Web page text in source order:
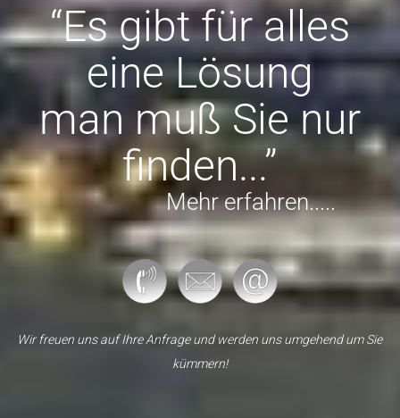
“Es gibt für alles
eine Lösung
man muß Sie nur
finden...”
Mehr erfahren.....
Wir freuen uns auf Ihre Anfrage und werden uns umgehend um Sie
kümmern!